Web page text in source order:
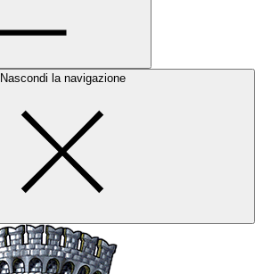
Nascondi la navigazione